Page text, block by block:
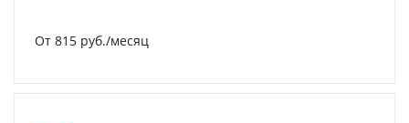
От 815 руб./месяц